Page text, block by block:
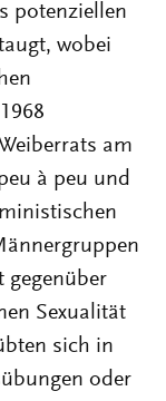
potenziellen
wobei
am
à peu und
gegenüber
Sexualität
sich in
oder